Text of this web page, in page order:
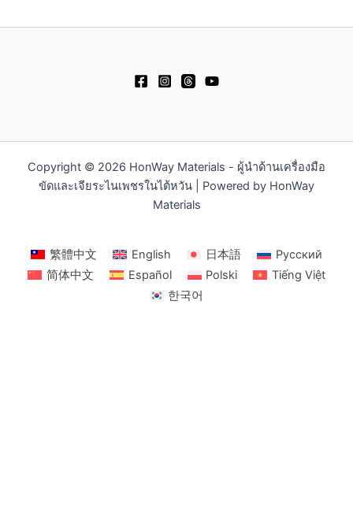
Copyright © 2026 HonWay Materials - ผู้นำด้านเครื่องมือ
ขัดและเจียระไนเพชรในไต้หวัน | Powered by HonWay
Materials
繁體中文 English 日本語
Русский
简体中文
Español Polski
Tiếng Việt
한국어